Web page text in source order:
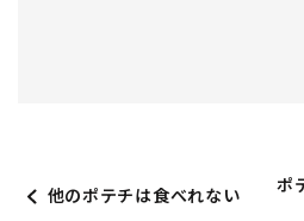
他のポテチは食べれない
ポ